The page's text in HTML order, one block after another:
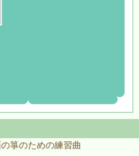
箏のための練習曲